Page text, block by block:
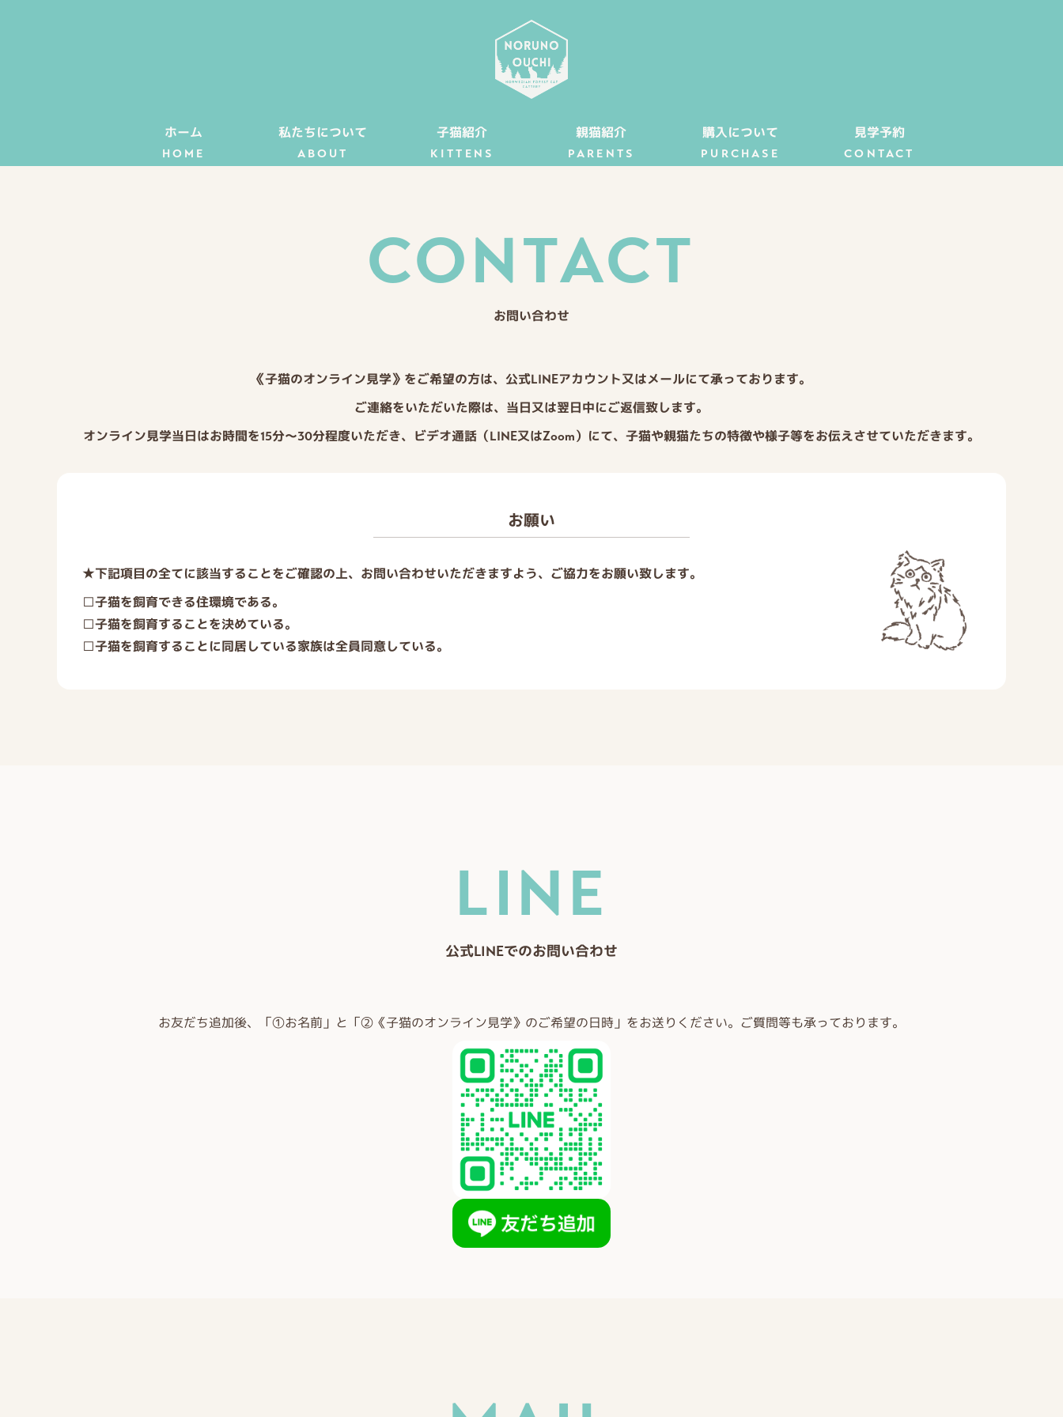
ホーム
HOME
私たちについて
ABOUT
子猫紹介
KITTENS
親猫紹介
PARENTS
購入について
PURCHASE
見学予約
CONTACT
CONTACT
《子猫のオンライン見学》をご希望の方は、公式LINEアカウント又はメールにて承っております。
ご連絡をいただいた際は、当日又は翌日中にご返信致します。
オンライン見学当日はお時間を15分～30分程度いただき、ビデオ通話（LINE又はZoom）にて、子猫や親猫たちの特徴や様子等をお伝えさせていただきます。
お願い
★下記項目の全てに該当することをご確認の上、お問い合わせいただきますよう、ご協力をお願い致します。
□子猫を飼育できる住環境である。
□子猫を飼育することを決めている。
□子猫を飼育することに同居している家族は全員同意している。
LINE
公式LINEでのお問い合わせ
お友だち追加後、「①お名前」と「②《子猫のオンライン見学》のご希望の日時」をお送りください。ご質問等も承っております。